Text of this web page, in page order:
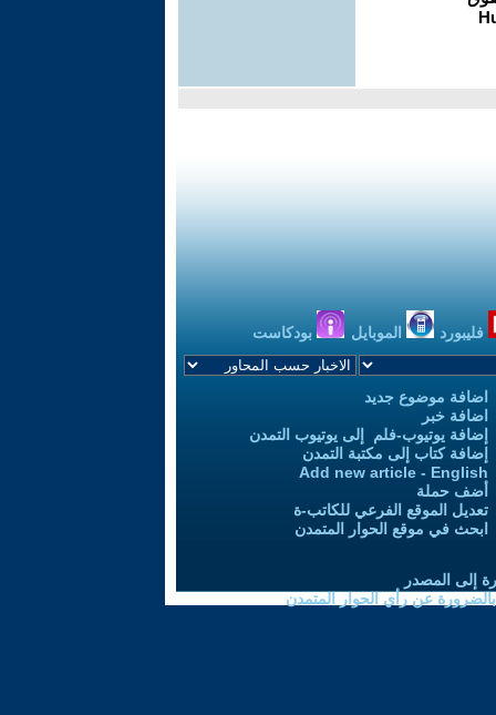
فليبورد الموبايل بودكاست
اضافة موضوع جديد
اضافة خبر
إضافة يوتيوب-فلم إلى يوتيوب التمدن
إضافة كتاب إلى مكتبة التمدن
Add new article - English
أضف حملة
تعديل الموقع الفرعي للكاتب-ة
ابحث في موقع الحوار المتمدن
إلى المصدر
بالضرورة عن رأي الحوار المتمدن